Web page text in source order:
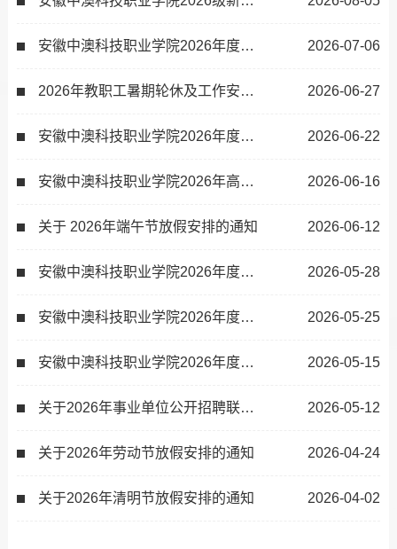
安徽中澳科技职业学院2026年度公开招聘工作人员最终成绩及进入体检人员名单 2026-07-06
2026年教职工暑期轮休及工作安排的通知 2026-06-27
安徽中澳科技职业学院2026年度公开招聘专业测试及有关工作实施方案 2026-06-22
安徽中澳科技职业学院2026年高层次人才招聘公告 2026-06-16
关于 2026年端午节放假安排的通知 2026-06-12
安徽中澳科技职业学院2026年度公开招聘工作人员资格复审递补通知（二） 2026-05-28
安徽中澳科技职业学院2026年度公开招聘工作人员资格复审递补通知 2026-05-25
安徽中澳科技职业学院2026年度公开招聘工作人员资格复审的通知 2026-05-15
关于2026年事业单位公开招聘联系方式的补充说明 2026-05-12
关于2026年劳动节放假安排的通知 2026-04-24
关于2026年清明节放假安排的通知 2026-04-02